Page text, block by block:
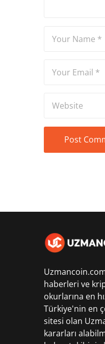
haberleri ve
okurlarına en
Türkiye'nin en
sitesi olan
kararları